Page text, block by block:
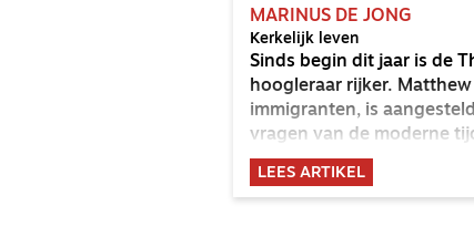
MARINUS DE JONG
Kerkelijk leven
Sinds begin dit jaar is de
hoogleraar rijker.
immigranten, is
vragen van de moderne
Nederlandse kerken te
koningschap van Christus.
LEES ARTIKEL